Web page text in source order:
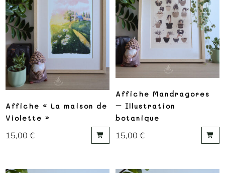
Affiche Mandragores
– Illustration
botanique
15,00€
Affiche « La maison de
Violette »
15,00€